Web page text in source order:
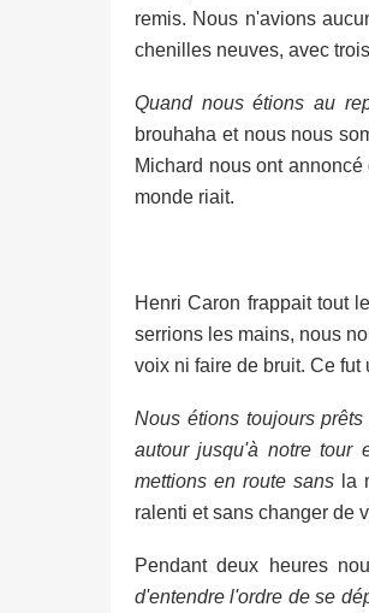
remis. Nous n'avions
chenilles neuves, avec
Quand nous étions au
brouhaha et nous nous
Michard nous ont
monde riait.
Henri Caron frappait tout
serrions les mains, nous
voix ni faire de bruit. Ce fut
Nous étions toujours
autour jusqu'à notre tour
mettions en route sansla
ralenti et sans changer de
Pendant deux heures
d'entendre l'ordre de se